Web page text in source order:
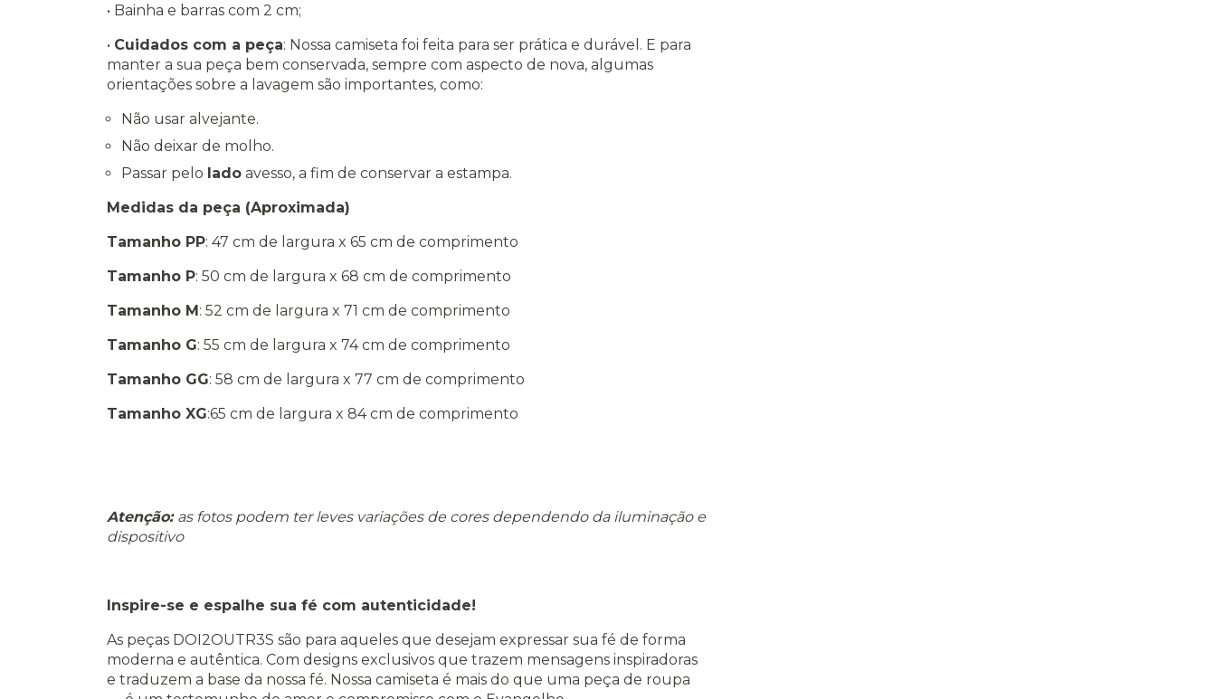
• Bainha e barras com 2 cm;
• Cuidados com a peça: Nossa camiseta foi feita para ser prática e durável. E para
manter a sua peça bem conservada, sempre com aspecto de nova, algumas
orientações sobre a lavagem são importantes, como:
Não usar alvejante.
Não deixar de molho.
Passar pelo lado avesso, a fim de conservar a estampa.
Medidas da peça (Aproximada)
Tamanho PP: 47 cm de largura x 65 cm de comprimento
Tamanho P: 50 cm de largura x 68 cm de comprimento
Tamanho M: 52 cm de largura x 71 cm de comprimento
Tamanho G: 55 cm de largura x 74 cm de comprimento
Tamanho GG: 58 cm de largura x 77 cm de comprimento
Tamanho XG:65 cm de largura x 84 cm de comprimento
Atenção: as fotos podem ter leves variações de cores dependendo da iluminação e
dispositivo
Inspire-se e espalhe sua fé com autenticidade!
As peças DOI2OUTR3S são para aqueles que desejam expressar sua fé de forma
moderna e autêntica. Com designs exclusivos que trazem mensagens inspiradoras
e traduzem a base da nossa fé. Nossa camiseta é mais do que uma peça de roupa